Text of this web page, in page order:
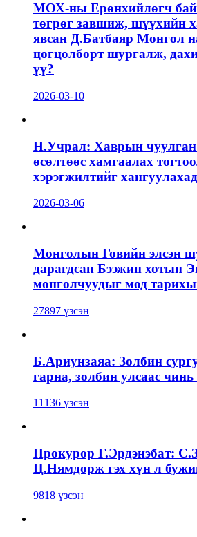
МОХ-ны Ерөнхийлөгч
төгрөг завшиж, шүүхийн
явсан Д.Батбаяр Монгол
цогцолборт шургалж,
үү?
2026-03-10
Н.Учрал: Хаврын чуулган
өсөлтөөс хамгаалах
хэрэгжилтийг
2026-03-06
Монголын Говийн элсэн
дарагдсан Бээжин хотын
монголчуудыг мод
27897 үзсэн
Б.Ариунзаяа: Золбин
гарна, золбин улсаас чинь
11136 үзсэн
Прокурор Г.Эрдэнэбат:
Ц.Нямдорж гэх хүн л
9818 үзсэн